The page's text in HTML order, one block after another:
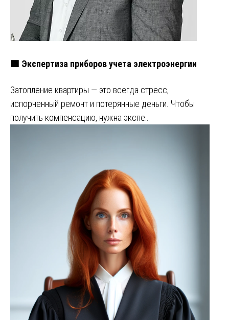
🟩 Экспертиза приборов учета электроэнергии
Затопление квартиры — это всегда стресс,
испорченный ремонт и потерянные деньги. Чтобы
получить компенсацию, нужна экспе…